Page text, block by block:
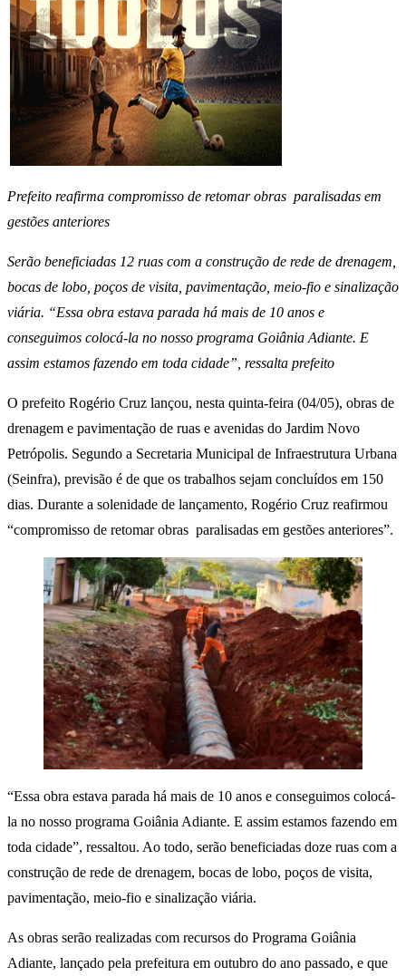
Prefeito reafirma compromisso de retomar obras paralisadas em
gestões anteriores
Serão beneficiadas 12 ruas com a construção de rede de drenagem,
bocas de lobo, poços de visita, pavimentação, meio-fio e sinalização
viária. “Essa obra estava parada há mais de 10 anos e
conseguimos colocá-la no nosso programa Goiânia Adiante. E
assim estamos fazendo em toda cidade”, ressalta prefeito
O prefeito Rogério Cruz lançou, nesta quinta-feira (04/05), obras de
drenagem e pavimentação de ruas e avenidas do Jardim Novo
Petrópolis. Segundo a Secretaria Municipal de Infraestrutura Urbana
(Seinfra), previsão é de que os trabalhos sejam concluídos em 150
dias. Durante a solenidade de lançamento, Rogério Cruz reafirmou
“compromisso de retomar obras paralisadas em gestões anteriores”.
“Essa obra estava parada há mais de 10 anos e conseguimos colocá-
la no nosso programa Goiânia Adiante. E assim estamos fazendo em
toda cidade”, ressaltou. Ao todo, serão beneficiadas doze ruas com a
construção de rede de drenagem, bocas de lobo, poços de visita,
pavimentação, meio-fio e sinalização viária.
As obras serão realizadas com recursos do Programa Goiânia
Adiante, lançado pela prefeitura em outubro do ano passado, e que